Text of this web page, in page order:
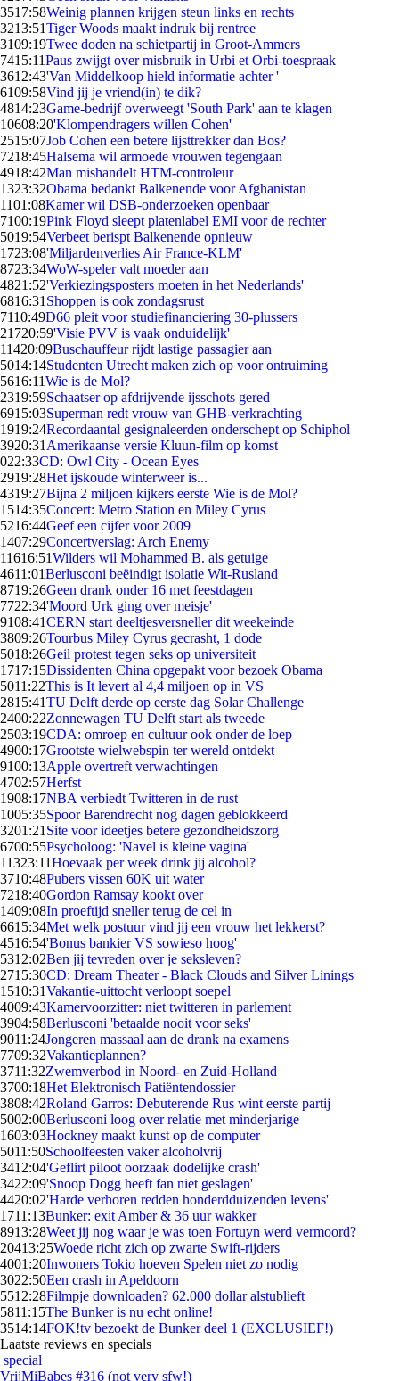
3517:58Weinig plannen krijgen steun links en rechts
3213:51Tiger Woods maakt indruk bij rentree
3109:19Twee doden na schietpartij in Groot-Ammers
7415:11Paus zwijgt over misbruik in Urbi et Orbi-toespraak
3612:43'Van Middelkoop hield informatie achter '
6109:58Vind jij je vriend(in) te dik?
4814:23Game-bedrijf overweegt 'South Park' aan te klagen
10608:20'Klompendragers willen Cohen'
2515:07Job Cohen een betere lijsttrekker dan Bos?
7218:45Halsema wil armoede vrouwen tegengaan
4918:42Man mishandelt HTM-controleur
1323:32Obama bedankt Balkenende voor Afghanistan
1101:08Kamer wil DSB-onderzoeken openbaar
7100:19Pink Floyd sleept platenlabel EMI voor de rechter
5019:54Verbeet berispt Balkenende opnieuw
1723:08'Miljardenverlies Air France-KLM'
8723:34WoW-speler valt moeder aan
4821:52'Verkiezingsposters moeten in het Nederlands'
6816:31 Shoppen is ook zondagsrust
7110:49D66 pleit voor studiefinanciering 30-plussers
21720:59'Visie PVV is vaak onduidelijk'
11420:09Buschauffeur rijdt lastige passagier aan
5014:14Studenten Utrecht maken zich op voor ontruiming
5616:11Wie is de Mol?
2319:59Schaatser op afdrijvende ijsschots gered
6915:03Superman redt vrouw van GHB-verkrachting
1919:24Recordaantal gesignaleerden onderschept op Schiphol
3920:31 Amerikaanse versie Kluun-film op komst
022:33CD: Owl City - Ocean Eyes
2919:28Het ijskoude winterweer is...
4319:27Bijna 2 miljoen kijkers eerste Wie is de Mol?
1514:35Concert: Metro Station en Miley Cyrus
5216:44Geef een cijfer voor 2009
1407:29Concertverslag: Arch Enemy
11616:51Wilders wil Mohammed B. als getuige
4611:01Berlusconi beëindigt isolatie Wit-Rusland
8719:26Geen drank onder 16 met feestdagen
7722:34'Moord Urk ging over meisje'
9108:41CERN start deeltjesversneller dit weekeinde
3809:26Tourbus Miley Cyrus gecrasht, 1 dode
5018:26Geil protest tegen seks op universiteit
1717:15Dissidenten China opgepakt voor bezoek Obama
5011:22This is It levert al 4,4 miljoen op in VS
2815:41TU Delft derde op eerste dag Solar Challenge
2400:22Zonnewagen TU Delft start als tweede
2503:19CDA: omroep en cultuur ook onder de loep
4900:17Grootste wielwebspin ter wereld ontdekt
9100:13Apple overtreft verwachtingen
4702:57Herfst
1908:17NBA verbiedt Twitteren in de rust
1005:35Spoor Barendrecht nog dagen geblokkeerd
3201:21 Site voor ideetjes betere gezondheidszorg
6700:55Psycholoog: 'Navel is kleine vagina'
11323:11Hoevaak per week drink jij alcohol?
3710:48Pubers vissen 60K uit water
7218:40Gordon Ramsay kookt over
1409:08In proeftijd sneller terug de cel in
6615:34Met welk postuur vind jij een vrouw het lekkerst?
4516:54'Bonus bankier VS sowieso hoog'
5312:02Ben jij tevreden over je seksleven?
2715:30CD: Dream Theater - Black Clouds and Silver Linings
1510:31Vakantie-uittocht verloopt soepel
4009:43Kamervoorzitter: niet twitteren in parlement
3904:58Berlusconi 'betaalde nooit voor seks'
9011:24Jongeren massaal aan de drank na examens
7709:32Vakantieplannen?
3711:32Zwemverbod in Noord- en Zuid-Holland
3700:18Het Elektronisch Patiëntendossier
3808:42Roland Garros: Debuterende Rus wint eerste partij
5002:00Berlusconi loog over relatie met minderjarige
1603:03Hockney maakt kunst op de computer
5011:50Schoolfeesten vaker alcoholvrij
3412:04'Geflirt piloot oorzaak dodelijke crash'
3422:09'Snoop Dogg heeft fan niet geslagen'
4420:02'Harde verhoren redden honderdduizenden levens'
1711:13Bunker: exit Amber & 36 uur wakker
8913:28Weet jij nog waar je was toen Fortuyn werd vermoord?
20413:25Woede richt zich op zwarte Swift-rijders
4001:20Inwoners Tokio hoeven Spelen niet zo nodig
3022:50Een crash in Apeldoorn
5512:28Filmpje downloaden? 62.000 dollar alstublieft
5811:15The Bunker is nu echt online!
3514:14FOK!tv bezoekt de Bunker deel 1 (EXCLUSIEF!)
Laatste reviews en specials
special
VrijMiBabes #316 (not very sfw!)